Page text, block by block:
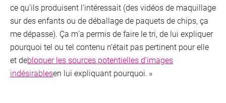
ce qu’ils produisent l’intéressait (des vidéos de maquillage
sur des enfants ou de déballage de paquets de chips, ça
me dépasse). Ça m’a permis de faire le tri, de lui expliquer
pourquoi tel ou tel contenu n’était pas pertinent pour elle
et debloquer les sources potentielles d’images
indésirablesen lui expliquant pourquoi. »